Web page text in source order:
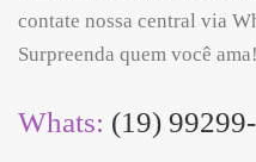
contate nossa central via
Surpreenda quem você ama!
Whats: (19)